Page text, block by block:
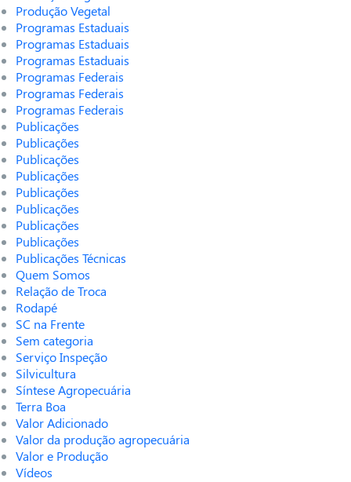
Produção Vegetal
Programas Estaduais
Programas Estaduais
Programas Estaduais
Programas Federais
Programas Federais
Programas Federais
Publicações
Publicações
Publicações
Publicações
Publicações
Publicações
Publicações
Publicações
Publicações Técnicas
Quem Somos
Relação de Troca
Rodapé
SC na Frente
Sem categoria
Serviço Inspeção
Silvicultura
Síntese Agropecuária
Terra Boa
Valor Adicionado
Valor da produção agropecuária
Valor e Produção
Vídeos